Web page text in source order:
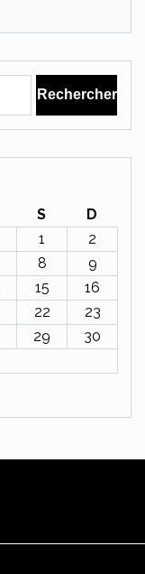
S
D
1
2
8
9
15
16
22
23
29
30